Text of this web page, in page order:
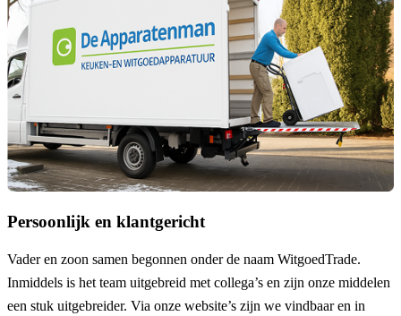
Persoonlijk en klantgericht
Vader en zoon samen begonnen onder de naam WitgoedTrade.
Inmiddels is het team uitgebreid met collega’s en zijn onze middelen
een stuk uitgebreider. Via onze website’s zijn we vindbaar en in